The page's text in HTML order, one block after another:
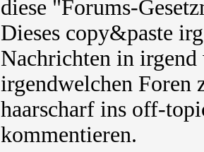
diese "Forums-
Dieses copy&paste
Nachrichten in
irgendwelchen Foren
haarscharf ins off-
kommentieren.